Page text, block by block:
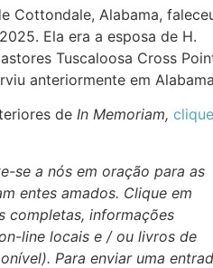
Cottondale, Alabama,
Ela era a esposa de H.
Tuscaloosa Cross
anteriormente em
de In Memoriam, clique
se a nós em oração para as
entes amados. Clique em
completas, informações
line locais e / ou livros de
Para enviar uma